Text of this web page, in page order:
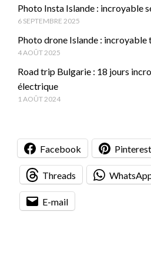
Photo Insta Islande : incroyable
6 SEPTEMBRE 2025
Photo drone Islande : incroyable
4 AOÛT 2025
Road trip Bulgarie : 18 jours
électrique
1 AOÛT 2024
Facebook Pinterest
Threads
E-mail